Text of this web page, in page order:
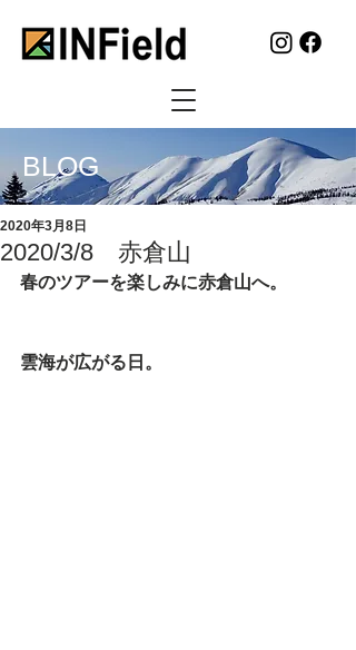
BLOG
2020/3/8 赤倉山
2020年3月8日
春のツアーを楽しみに赤倉山へ。
雲海が広がる日。